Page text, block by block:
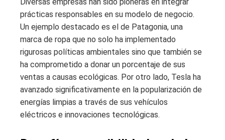
prácticas responsables en su modelo de negocio.
Un ejemplo destacado es el de Patagonia, una
marca de ropa que no solo ha implementado
rigurosas políticas ambientales sino que también se
ha comprometido a donar un porcentaje de sus
ventas a causas ecológicas. Por otro lado, Tesla ha
avanzado significativamente en la popularización de
energías limpias a través de sus vehículos
eléctricos e innovaciones tecnológicas.